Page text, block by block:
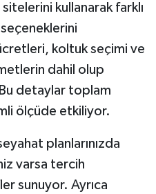
kullanarak farklı
koltuk seçimi ve
dahil olup
detaylar toplam
ölçüde etkiliyor.
planlarınızda
varsa tercih
sunuyor. Ayrıca